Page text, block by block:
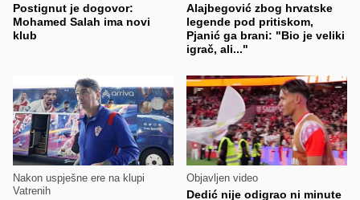
Postignut je dogovor:
Mohamed Salah ima novi
klub
Alajbegović zbog hrvatske
legende pod pritiskom,
Pjanić ga brani: "Bio je veliki
igrač, ali..."
Nakon uspješne ere na klupi
Vatrenih
Objavljen video
Dedić nije odigrao ni minute